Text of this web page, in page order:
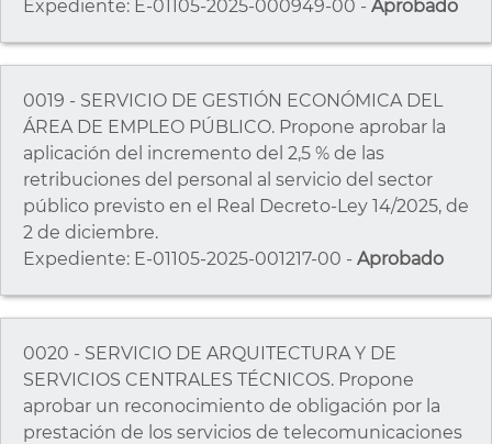
Expediente: E-01105-2025-000949-00 - Aprobado
0019 - SERVICIO DE GESTIÓN ECONÓMICA DEL
ÁREA DE EMPLEO PÚBLICO. Propone aprobar la
aplicación del incremento del 2,5 % de las
retribuciones del personal al servicio del sector
público previsto en el Real Decreto-Ley 14/2025, de
2 de diciembre.
Expediente: E-01105-2025-001217-00 - Aprobado
0020 - SERVICIO DE ARQUITECTURA Y DE
SERVICIOS CENTRALES TÉCNICOS. Propone
aprobar un reconocimiento de obligación por la
prestación de los servicios de telecomunicaciones